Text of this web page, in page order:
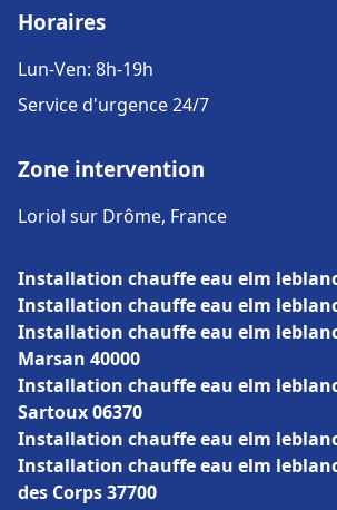
Horaires
Lun-Ven: 8h-19h
Service d'urgence 24/7
Zone intervention
Loriol sur Drôme, France
Installation chauffe eau elm leblanc
Installation chauffe eau elm leblanc
Installation chauffe eau elm
Marsan 40000
Installation chauffe eau elm
Sartoux 06370
Installation chauffe eau elm
Installation chauffe eau elm
des Corps 37700